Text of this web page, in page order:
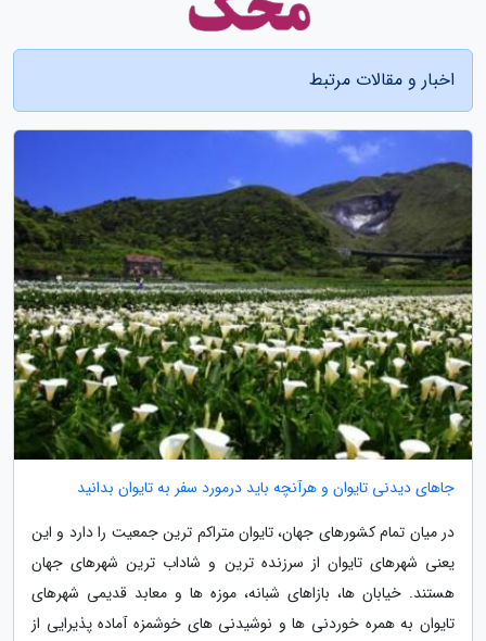
اخبار و مقالات مرتبط
جاهای دیدنی تایوان و هرآنچه باید درمورد سفر به تایوان بدانید
در میان تمام کشورهای جهان، تایوان متراکم ترین جمعیت را دارد و این
یعنی شهرهای تایوان از سرزنده ترین و شاداب ترین شهرهای جهان
هستند. خیابان ها، بازاهای شبانه، موزه ها و معابد قدیمی شهرهای
تایوان به همره خوردنی ها و نوشیدنی های خوشمزه آماده پذیرایی از